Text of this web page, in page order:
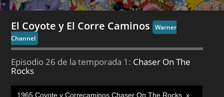
El Coyote y El Corre Caminos Warner
Channel
Episodio 26 de la temporada 1: Chaser On The
Rocks